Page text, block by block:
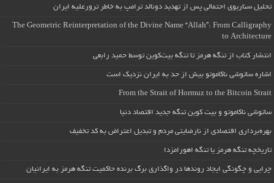
تحلیل سناریوی احتمالی پس از تهدید دونالد ترامپ به خاطر ترورعلیه ایران
The Geometric Reinterpretation of the Divine Name “Allah”: From Calligraphy
to Architecture
انتشار کتاب از تنگه هرمز تا تنگه بیت‌کوین توسط حمید رابعی
اشاره ساتوشی ناکاموتو بیش از حد به ایران نزدیک است
From the Strait of Hormuz to the Bitcoin Strait
ساتوشی ناکاموتو و بیت کوین تنگه جدید اقتصاد دنیا
بهره‌برداری اقتصادی از نارضایتی مردم و تبدیل اعتراض به کد تخفیف
تاریخچه تنگه هرمز یا تنگه اهورامزدا
چرایی و چگونگی ایجاد روندها در واگذاری برگ برنده حاکمیت تنگه هرمز به ایرانیان